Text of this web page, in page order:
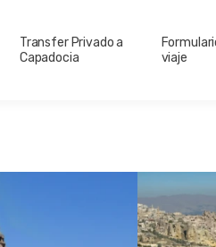
Transfer Privado a
Capadocia
viaje